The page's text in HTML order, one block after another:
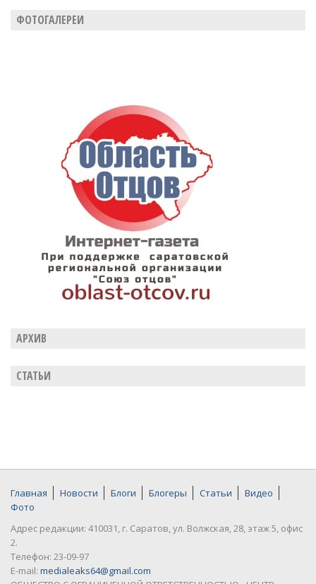
ФОТОГАЛЕРЕИ
АРХИВ
СТАТЬИ
Главная Новости Блоги Блогеры Статьи
Видео
Фото
Адрес редакции: 410031, г. Саратов, ул. Волжская, 28, этаж 5, офис
2.
Телефон: 23-09-97
E-mail: medialeaks64@gmail.com